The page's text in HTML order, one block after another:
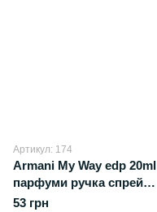
Артикул: 174
Armani My Way edp 20ml
парфуми ручка спрей
скло на блістері
53 грн